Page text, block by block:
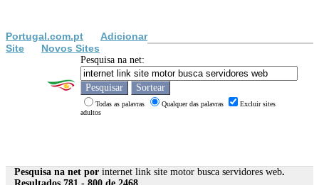
Portugal.com.pt
Adicionar
Site
Novos Sites
Pesquisa na net:
Todas as palavras Qualquer das palavras
Excluir sites
adultos
Pesquisa na net por internet link site motor busca servidores web.